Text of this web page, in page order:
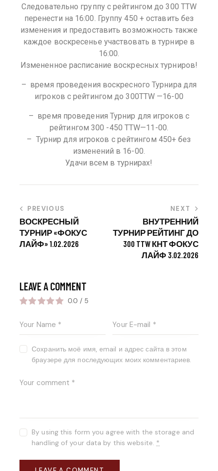
Следовательно группу с рейтингом до 300 TTW
перенести на 16:00. Группу 450 + оставить без
изменения и предоставить возможность также
каждое воскресенье участвовать в турнире в
16:00.
Измененное расписание воскресных турниров!
– время проведения воскресного Турнира для
игроков с рейтингом до 300TTW —16-00
– время проведения Турнир для игроков с
рейтингом 300 -450 TTW—11-00.
– Турнир для игроков с рейтингом 450+ без
изменений в 16-00.
Удачи всем в турнирах!
PREVIOUS
ВОСКРЕСНЫЙ
ТУРНИР «ФОКУС
ЛАЙФ» 1.02.2026
NEXT
ВНУТРЕННИЙ
ТУРНИР РЕЙТИНГ ДО
300 TTW КНТ ФОКУС
ЛАЙФ 3.02.2026
LEAVE A COMMENT
0.0 / 5
Сохранить моё имя, email и адрес сайта в этом
браузере для последующих моих комментариев.
By using this form you agree with the storage and
handling of your data by this website. *